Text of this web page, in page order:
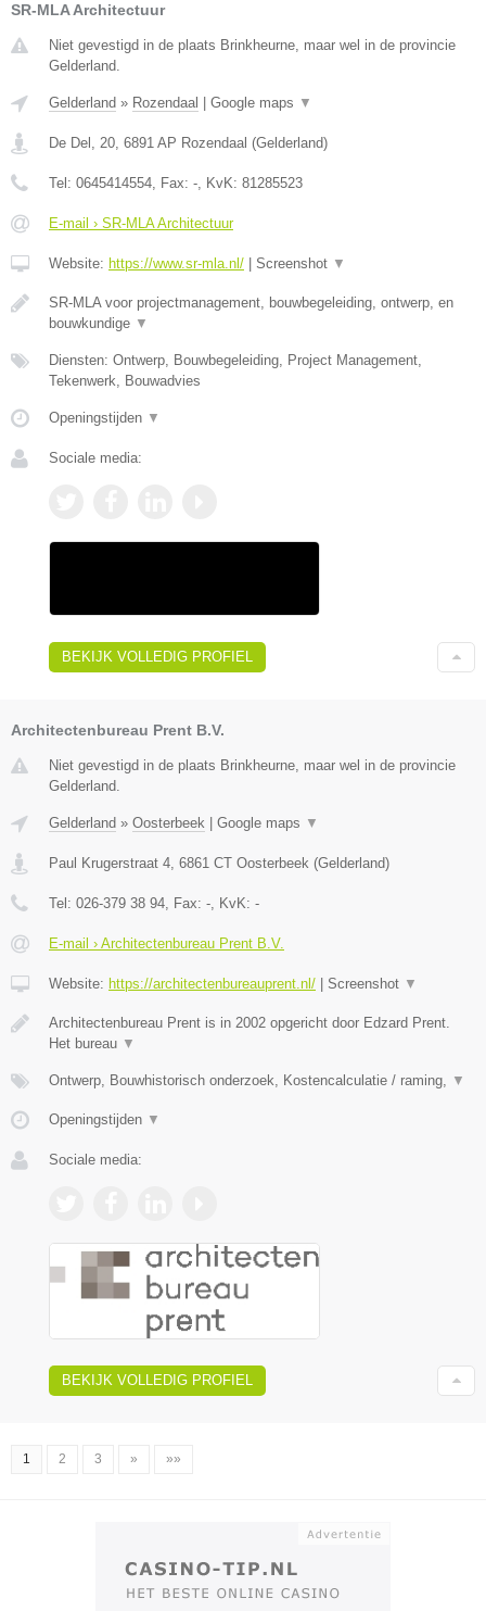
SR-MLA Architectuur
Niet gevestigd in de plaats Brinkheurne, maar wel in de provincie
Gelderland.
Gelderland » Rozendaal Google maps ▼
De Del, 20, 6891 AP Rozendaal (Gelderland)
Tel: 0645414554, Fax: -, KvK: 81285523
E-mail › SR-MLA Architectuur
Website: https://www.sr-mla.nl/ Screenshot ▼
SR-MLA voor projectmanagement, bouwbegeleiding, ontwerp, en
bouwkundige ▼
Diensten: Ontwerp, Bouwbegeleiding, Project Management,
Tekenwerk, Bouwadvies
Openingstijden ▼
Sociale media:
BEKIJK VOLLEDIG PROFIEL
Architectenbureau Prent B.V.
Niet gevestigd in de plaats Brinkheurne, maar wel in de provincie
Gelderland.
Gelderland » Oosterbeek | Google maps ▼
Paul Krugerstraat 4 6861 CT Oosterbeek (Gelderland)
Tel: 026-379 38 94 , Fax: - , KvK: -
E-mail › Architectenbureau Prent B.V.
Website: https://architectenbureauprent.nl/ | Screenshot ▼
Architectenbureau Prent is in 2002 opgericht door Edzard Prent.
Het bureau ▼
Ontwerp, Bouwhistorisch onderzoek, Kostencalculatie / raming, ▼
Openingstijden ▼
Sociale media:
BEKIJK VOLLEDIG PROFIEL
1 2 3 » »»